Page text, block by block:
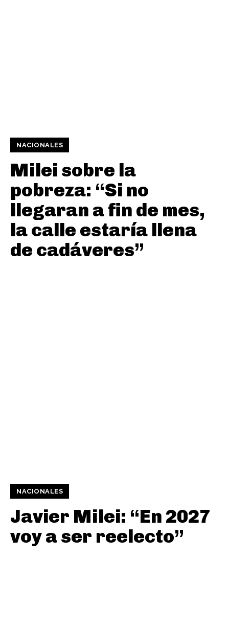
NACIONALES
Milei sobre la
pobreza: “Si no
llegaran a fin de mes,
la calle estaría llena
de cadáveres”
NACIONALES
Javier Milei: “En 2027
voy a ser reelecto”